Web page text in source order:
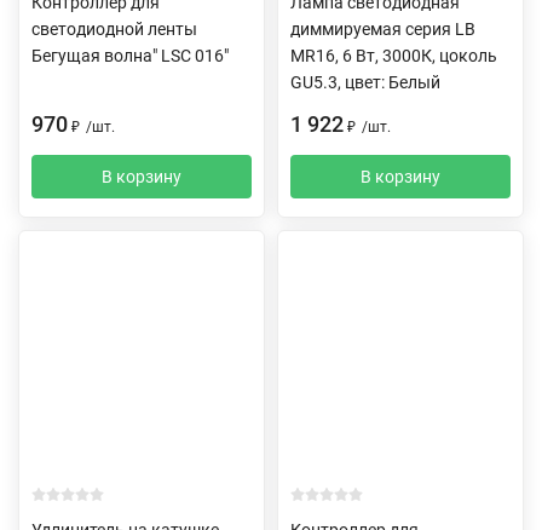
светодиодной ленты
Бегущая волна" LSC 016"
970 ₽ /шт.
В корзину
диммируемая серия LB
MR16, 6 Вт, 3000К, цоколь
GU5.3, цвет: Белый
1 922 ₽ /шт.
В корзину